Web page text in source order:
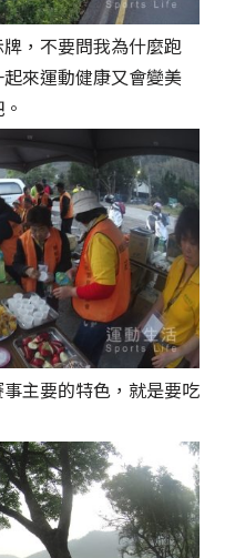
，不要問我為什麼跑
來運動健康又會變美
主要的特色，就是要吃